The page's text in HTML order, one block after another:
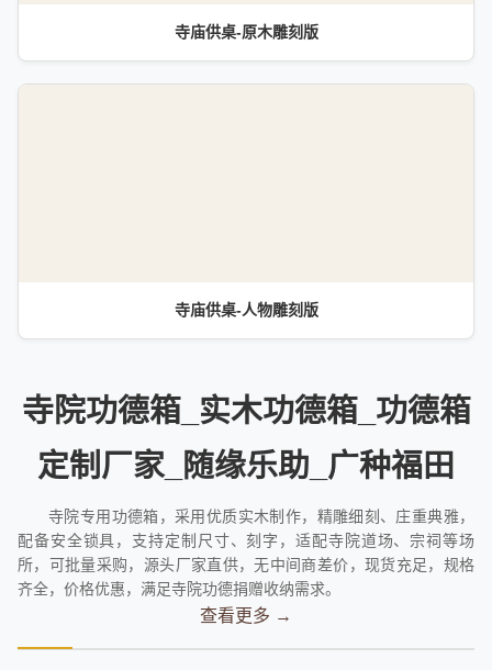
寺庙供桌-原木雕刻版
寺庙供桌-人物雕刻版
寺院功德箱_实木功德箱_功德箱
定制厂家_随缘乐助_广种福田
寺院专用功德箱，采用优质实木制作，精雕细刻、庄重典雅，
配备安全锁具，支持定制尺寸、刻字，适配寺院道场、宗祠等场
所，可批量采购，源头厂家直供，无中间商差价，现货充足，规格
齐全，价格优惠，满足寺院功德捐赠收纳需求。
查看更多 →